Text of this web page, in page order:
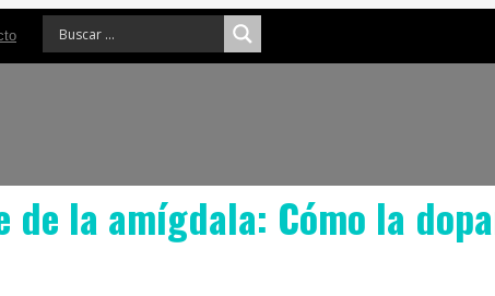
de la amígdala: Cómo la